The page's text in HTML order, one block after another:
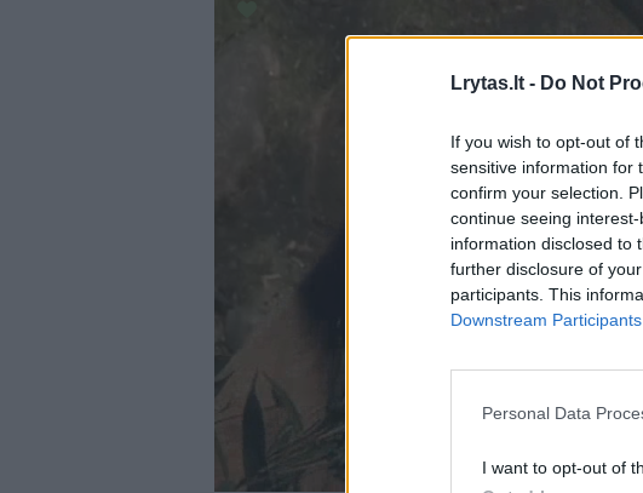
Lrytas.lt - Do Not
If you wish to opt-out of
sensitive information for
confirm your selection.
continue seeing
information disclosed to
further disclosure of
participants. This
Downstream Participants
Personal Data
I want to opt-out of